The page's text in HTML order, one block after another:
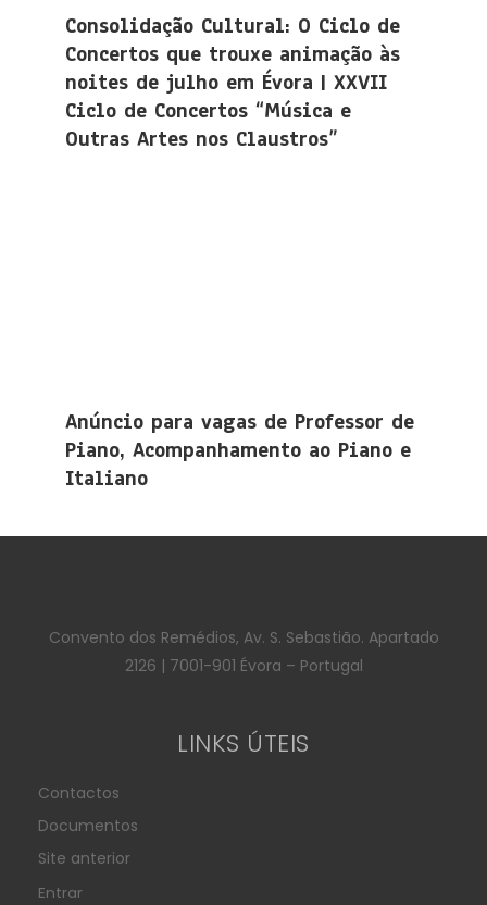
Consolidação Cultural: O Ciclo de
Concertos que trouxe animação às
noites de julho em Évora | XXVII
Ciclo de Concertos “Música e
Outras Artes nos Claustros”
Anúncio para vagas de Professor de
Piano, Acompanhamento ao Piano e
Italiano
Convento dos Remédios, Av. S. Sebastião. Apartado
2126 | 7001-901 Évora – Portugal
LINKS ÚTEIS
Contactos
Documentos
Site anterior
Entrar